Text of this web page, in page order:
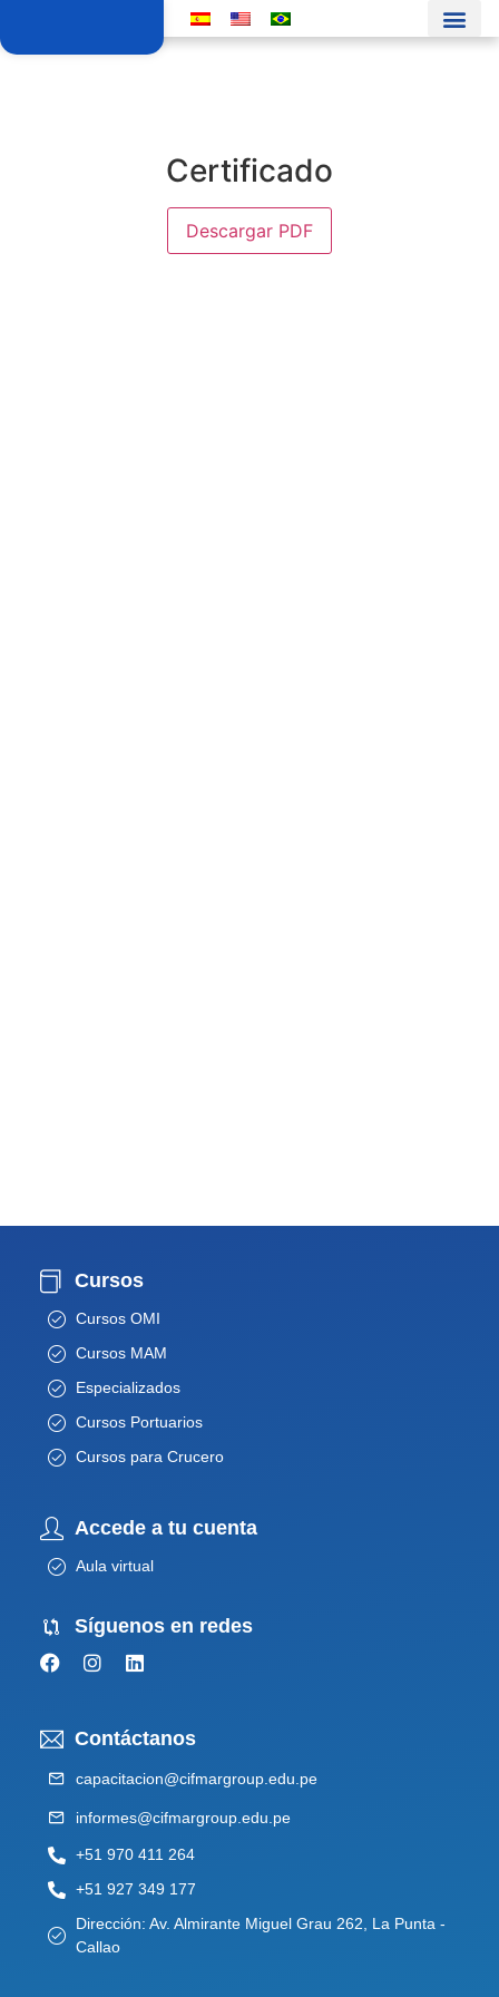
Certificado
Descargar PDF
Cursos
Cursos OMI
Cursos MAM
Especializados
Cursos Portuarios
Cursos para Crucero
Accede a tu cuenta
Aula virtual
Síguenos en redes
Contáctanos
capacitacion@cifmargroup.edu.pe
informes@cifmargroup.edu.pe
+51 970 411 264
+51 927 349 177
Dirección: Av. Almirante Miguel Grau 262, La Punta -
Callao